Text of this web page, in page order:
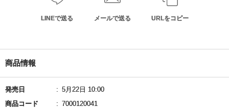
LINEで送る メールで送る URLをコピー
商品情報
発売日
5月22日 10:00
商品コード
7000120041